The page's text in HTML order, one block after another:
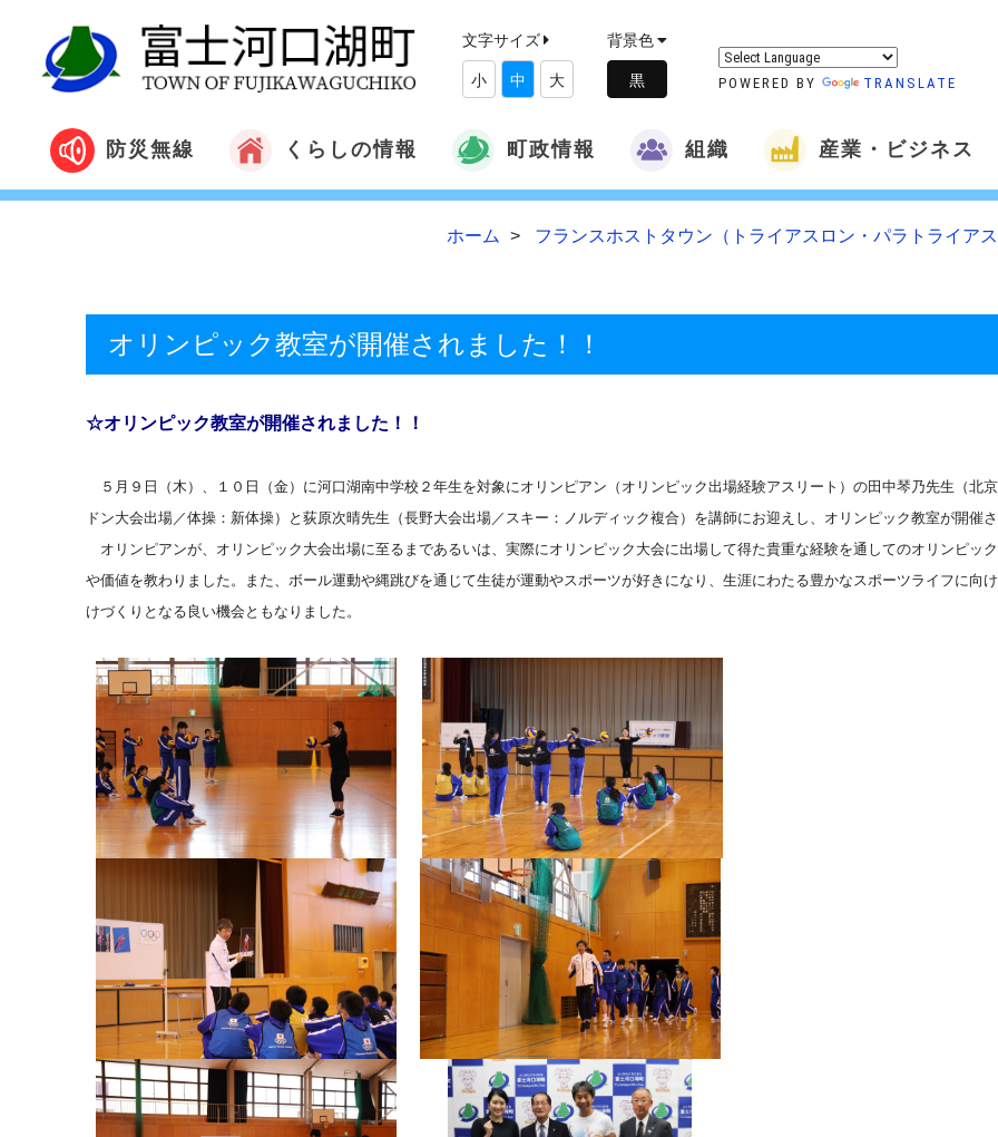
文字サイズ
小 中 大
背景色
POWERED BY TRANSLATE
防災無線 くらしの情報 町政情報 組織 産業・ビジネス
ホーム フランスホストタウン（トライアスロン・パラトライア
オリンピック教室が開催されました！！
☆オリンピック教室が開催されました！！
５月９日（木）、１０日（金）に河口湖南中学校２年生を対象にオリンピアン（オリンピック出場経験アスリート）の田中琴乃先生（北
ドン大会出場／体操：新体操）と荻原次晴先生（長野大会出場／スキー：ノルディック複合）を講師にお迎えし、オリンピック教室が開催
オリンピアンが、オリンピック大会出場に至るまであるいは、実際にオリンピック大会に出場して得た貴重な経験を通してのオリンピッ
や価値を教わりました。また、ボール運動や縄跳びを通じて生徒が運動やスポーツが好きになり、生涯にわたる豊かなスポーツライフに向
けづくりとなる良い機会ともなりました。